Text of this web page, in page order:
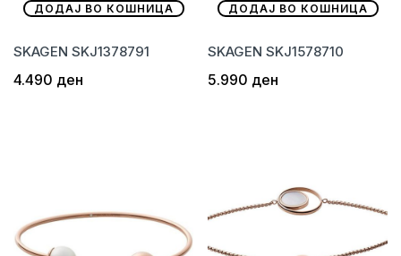
ДОДАЈ ВО КОШНИЦА
SKAGEN SKJ1378791
4.490 ден
ДОДАЈ ВО КОШНИЦА
SKAGEN SKJ1578710
5.990 ден